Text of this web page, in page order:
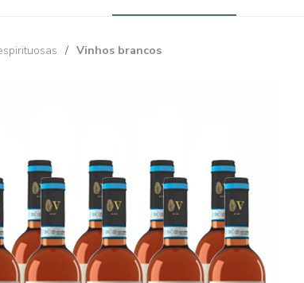
/ Vinhos brancos